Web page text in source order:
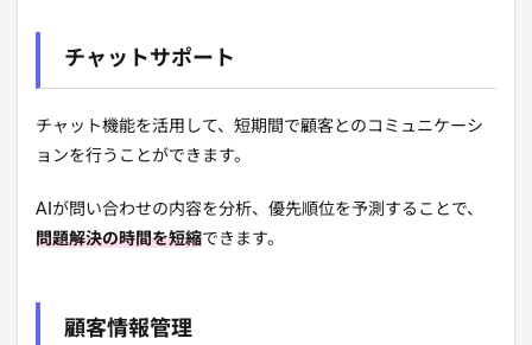
チャットサポート
チャット機能を活用して、短期間で顧客とのコミュニケーシ
ョンを行うことができます。
AIが問い合わせの内容を分析、優先順位を予測することで、
問題解決の時間を短縮できます。
顧客情報管理